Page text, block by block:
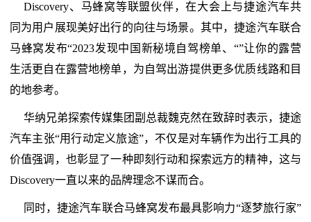
Discovery、马蜂窝等联盟伙伴，在大会上与捷途汽车共
同为用户展现美好出行的向往与场景。其中，捷途汽车联合
马蜂窝发布“2023发现中国新秘境自驾榜单、“”让你的露营
生活更自在露营地榜单，为自驾出游提供更多优质线路和目
的地参考。
华纳兄弟探索传媒集团副总裁魏克然在致辞时表示，捷途
汽车主张“用行动定义旅途”，不仅是对车辆作为出行工具的
价值强调，也彰显了一种即刻行动和探索远方的精神，这与
Discovery一直以来的品牌理念不谋而合。
同时，捷途汽车联合马蜂窝发布最具影响力“逐梦旅行家”